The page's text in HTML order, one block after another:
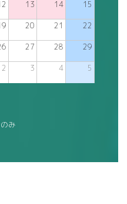
13 14 15
20 21 22
27 28 29
2 3 4 5
み